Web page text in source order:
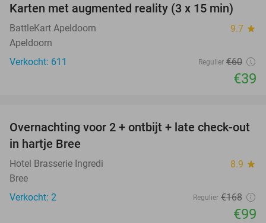
35%
Karten met augmented reality (3 x 15 min)
BattleKart Apeldoorn 9.7 star
Apeldoorn
Verkocht: 611
Regulier €60
€39
41%
TODAY
Overnachting voor 2 + ontbijt + late check-out
in hartje Bree
Hotel Brasserie Ingredi 8.9 star
Bree
Verkocht: 2
Regulier €168
€99